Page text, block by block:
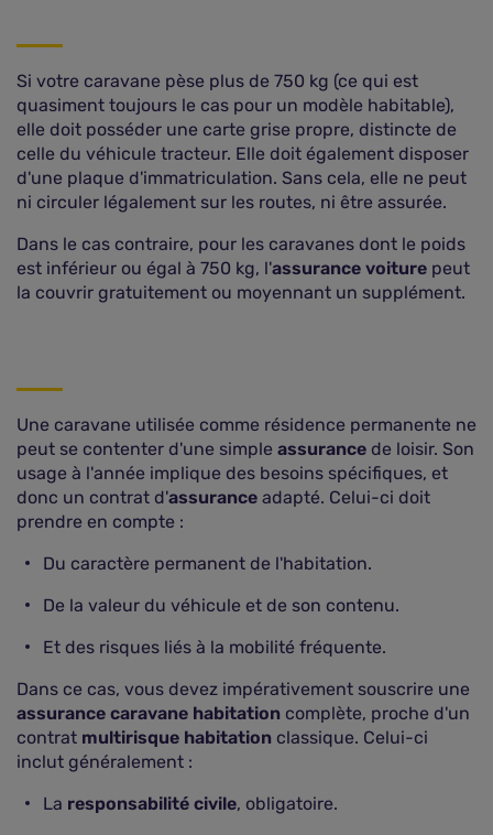
Si votre caravane pèse plus de 750 kg (ce qui est
quasiment toujours le cas pour un modèle habitable),
elle doit posséder une carte grise propre, distincte de
celle du véhicule tracteur. Elle doit également disposer
d'une plaque d'immatriculation. Sans cela, elle ne peut
ni circuler légalement sur les routes, ni être assurée.
Dans le cas contraire, pour les caravanes dont le poids
est inférieur ou égal à 750 kg, l'assurance voiture peut
la couvrir gratuitement ou moyennant un supplément.
Une caravane utilisée comme résidence permanente ne
peut se contenter d'une simple assurance de loisir. Son
usage à l'année implique des besoins spécifiques, et
donc un contrat d'assurance adapté. Celui-ci doit
prendre en compte :
Du caractère permanent de l'habitation.
De la valeur du véhicule et de son contenu.
Et des risques liés à la mobilité fréquente.
Dans ce cas, vous devez impérativement souscrire une
assurance caravane habitation complète, proche d'un
contrat multirisque habitation classique. Celui-ci
inclut généralement :
La responsabilité civile, obligatoire.